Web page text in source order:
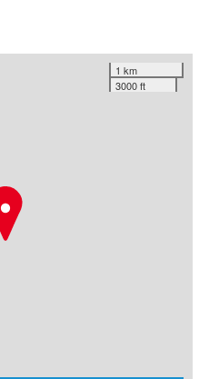
1 km
3000 ft